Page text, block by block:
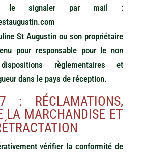
le signaler par mail :
St Augustin ou son propriétaire
pour responsable pour le non
règlementaires et
dans le pays de réception.
: RÉCLAMATIONS,
LA MARCHANDISE ET
vérifier la conformité de